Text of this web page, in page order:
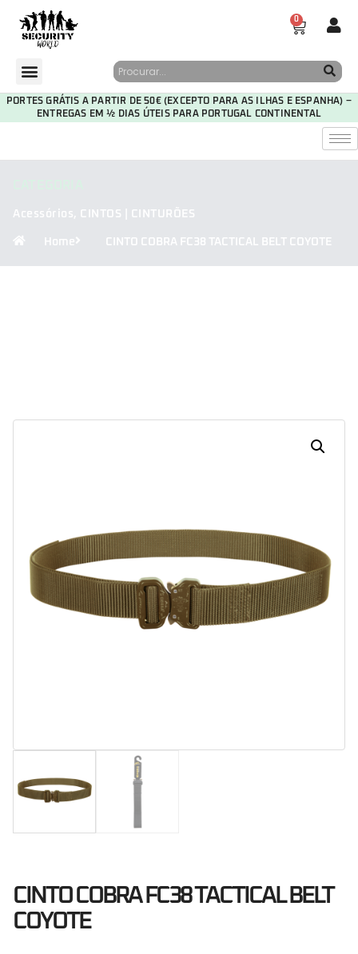
0
PORTES GRÁTIS A PARTIR DE 50€ (EXCEPTO PARA AS ILHAS E ESPANHA) –
ENTREGAS EM ½ DIAS ÚTEIS PARA PORTUGAL CONTINENTAL
Acessórios, CINTOS | CINTURÕES
Home CINTO COBRA FC38 TACTICAL BELT COYOTE
CINTO COBRA FC38 TACTICAL BELT
COYOTE